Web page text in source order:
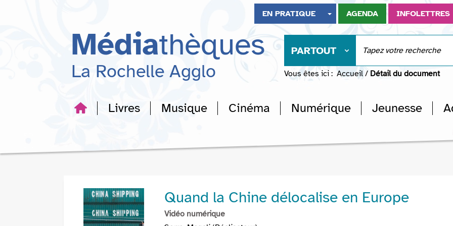
recherche
EN PRATIQUE AGENDA INFOLETTRES
Médiathèques
La Rochelle Agglo
PARTOUT
Vous êtes ici : Accueil / Détail du document
Livres Musique Cinéma Numérique Jeunesse
Quand la Chine délocalise en Europe
Vidéo numérique